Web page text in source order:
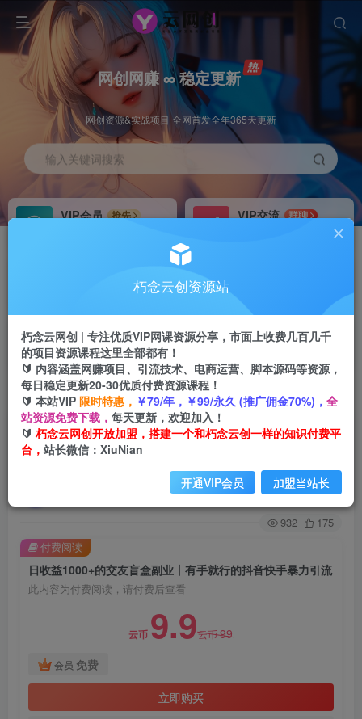
网创网赚 ∞ 稳定更新
网创资源&实战项目 全网首发全年365天更新
输入关键词搜索
VIP会员
抢先
VIP交流
群聊
研究探讨更多创业项目路子。
会员专属推广链接
搭建同款网站，自己当老板
四导航 导航
APP下载
GO
首页 创业课程 会员免费 正文
日收益1000+的交友盲盒副业丨有手就行的抖音快
手暴力引流
关注 私信
932 175
日收益1000+的交友盲盒副业丨有手就行的抖音快手暴力引流
此内容为付费阅读，请付费后查看
云币 9.9云币99
会员 免费
立即购买
付费阅读
朽念云创资源站
朽念云网创 | 专注优质VIP网课资源分享，市面上收费几百几千
的项目资源课程这里全部都有！
🔰 内容涵盖网赚项目、引流技术、电商运营、脚本源码等资源，
每日稳定更新20-30优质付费资源课程！
🔰 本站VIP 限时特惠， ￥79/年，￥99/永久 (推广佣金70%)， 全
站资源免费下载， 每天更新，欢迎加入！
🔰 朽念云网创开放加盟，搭建一个和朽念云创一样的知识付费平
台， 站长微信：XiuNian__
开通VIP会员 加盟当站长